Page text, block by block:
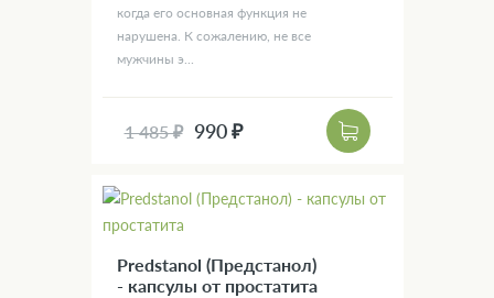
когда его основная функция не
нарушена. К сожалению, не все
мужчины э...
1 485 ₽ 990 ₽
Predstanol (Предстанол)
- капсулы от простатита